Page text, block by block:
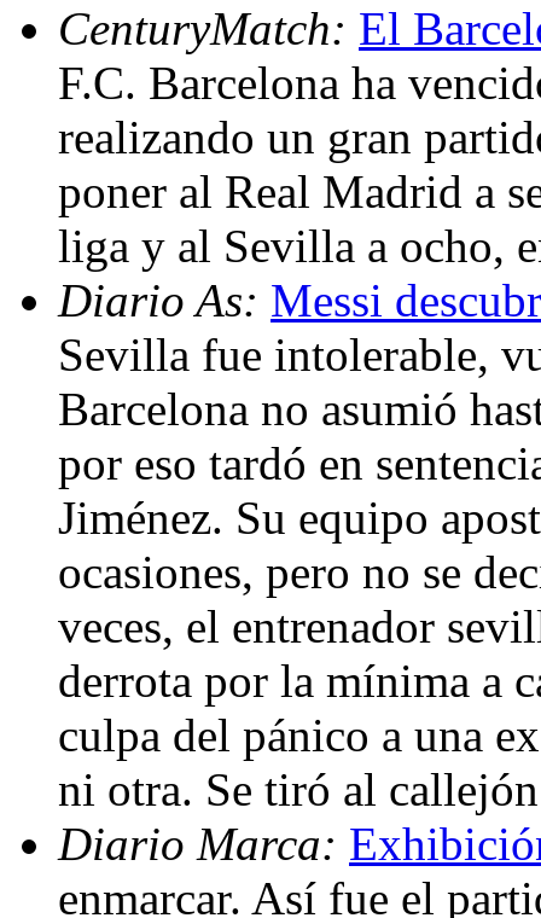
CenturyMatch: El
F.C. Barcelona ha
realizando un gran
poner al Real Madrid a
liga y al Sevilla a ocho,
Diario As: Messi
Sevilla fue intolerable,
Barcelona no asumió
por eso tardó en
Jiménez. Su equipo
ocasiones, pero no se
veces, el entrenador
derrota por la mínima a
culpa del pánico a una
ni otra. Se tiró al
Diario Marca:
enmarcar. Así fue el